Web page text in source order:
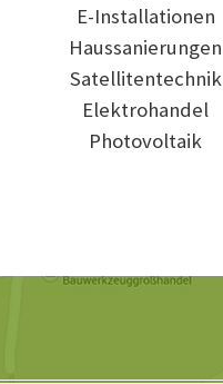
E-Installationen
Haussanierungen
Satellitentechnik
Elektrohandel
Photovoltaik